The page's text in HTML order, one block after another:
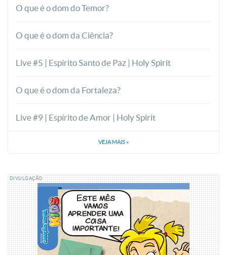
O que é o dom do Temor?
O que é o dom da Ciência?
Live #5 | Espírito Santo de Paz | Holy Spirit
O que é o dom da Fortaleza?
Live #9 | Espírito de Amor | Holy Spirit
VEJA MAIS »
DIVULGAÇÃO